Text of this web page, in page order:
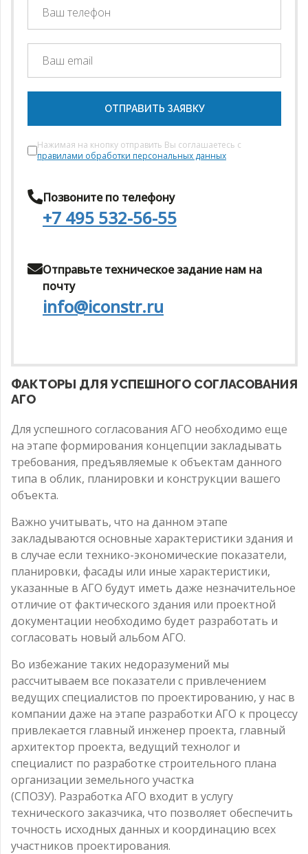
ОТПРАВИТЬ ЗАЯВКУ
Нажимая на кнопку отправить Вы соглашаетесь с
правилами обработки персональных данных
Позвоните по телефону
+7 495 532-56-55
Отправьте техническое задание нам на
почту
info@iconstr.ru
ФАКТОРЫ ДЛЯ УСПЕШНОГО СОГЛАСОВАНИЯ
АГО
Для успешного согласования АГО необходимо еще
на этапе формирования концепции закладывать
требования, предъявляемые к объектам данного
типа в облик, планировки и конструкции вашего
объекта.
Важно учитывать, что на данном этапе
закладываются основные характеристики здания и
в случае если технико-экономические показатели,
планировки, фасады или иные характеристики,
указанные в АГО будут иметь даже незначительное
отличие от фактического здания или проектной
документации необходимо будет разработать и
согласовать новый альбом АГО.
Во избежание таких недоразумений мы
рассчитываем все показатели с привлечением
ведущих специалистов по проектированию, у нас в
компании даже на этапе разработки АГО к процессу
привлекается главный инженер проекта, главный
архитектор проекта, ведущий технолог и
специалист по разработке строительного плана
организации земельного участка
(СПОЗУ). Разработка АГО входит в услугу
технического заказчика, что позволяет обеспечить
точность исходных данных и координацию всех
участников проектирования.